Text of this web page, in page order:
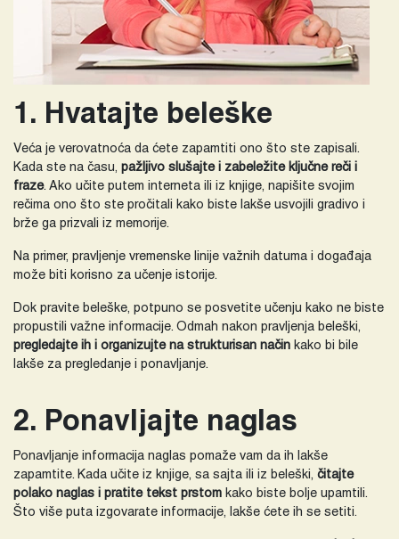
1. Hvatajte beleške
Veća je verovatnoća da ćete zapamtiti ono što ste zapisali.
Kada ste na času, pažljivo slušajte i zabeležite ključne reči i
fraze. Ako učite putem interneta ili iz knjige, napišite svojim
rečima ono što ste pročitali kako biste lakše usvojili gradivo i
brže ga prizvali iz memorije.
Na primer, pravljenje vremenske linije važnih datuma i događaja
može biti korisno za učenje istorije.
Dok pravite beleške, potpuno se posvetite učenju kako ne biste
propustili važne informacije. Odmah nakon pravljenja beleški,
pregledajte ih i organizujte na strukturisan način kako bi bile
lakše za pregledanje i ponavljanje.
2. Ponavljajte naglas
Ponavljanje informacija naglas pomaže vam da ih lakše
zapamtite. Kada učite iz knjige, sa sajta ili iz beleški, čitajte
polako naglas i pratite tekst prstom kako biste bolje upamtili.
Što više puta izgovarate informacije, lakše ćete ih se setiti.